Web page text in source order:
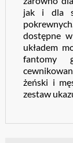
jak i dla
dostępne
układem
fantomy
żeński i
zestaw